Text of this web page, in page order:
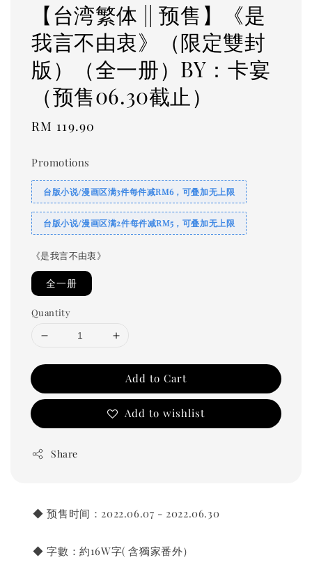
【台湾繁体 || 预售】《是
我言不由衷》（限定雙封
版）（全一册）BY：卡宴
（预售06.30截止）
Regular
RM 119.90
Promotions
台版小说/漫画区满3件每件减RM6，可叠加无上限
台版小说/漫画区满2件每件减RM5，可叠加无上限
《是我言不由衷》
全一册
Quantity
Add to Cart
Add to wishlist
Share
◆ 预售时间：2022.06.07 - 2022.06.30
◆ 字數：約16W字( 含獨家番外）